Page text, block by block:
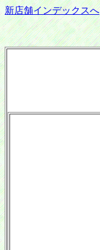
新店舗インデックスへ